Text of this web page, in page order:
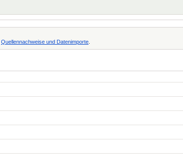
Quellennachweise und Datenimporte